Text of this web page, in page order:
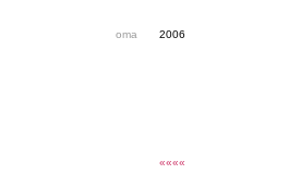
oma 2006
««««